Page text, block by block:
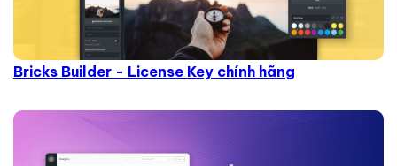
Bricks Builder - License Key chính hãng